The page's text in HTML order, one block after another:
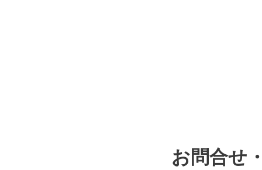
お問合せ